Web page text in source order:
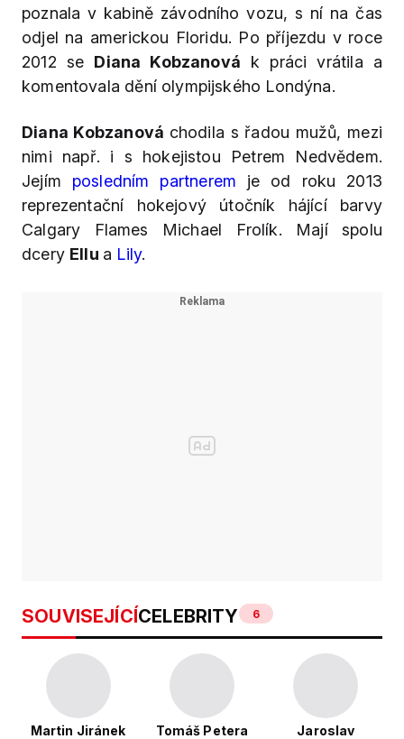
poznala v kabině závodního vozu, s ní na čas
odjel na americkou Floridu. Po příjezdu v roce
2012 se Diana Kobzanová k práci vrátila a
komentovala dění olympijského Londýna.
Diana Kobzanová chodila s řadou mužů, mezi
nimi např. i s hokejistou Petrem Nedvědem.
Jejím posledním partnerem je od roku 2013
reprezentační hokejový útočník hájící barvy
Calgary Flames Michael Frolík. Mají spolu
dcery Ellu a Lily.
SOUVISEJÍCÍCELEBRITY 6
Martin Jiránek Tomáš Petera
Jaroslav